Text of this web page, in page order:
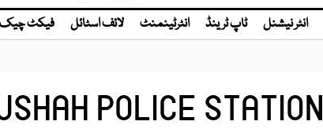
انٹر نیشنل ٹاپ ٹرینڈ انٹرٹینمنٹ لائف اسٹائل فیکٹ چیک
POLICE STATION